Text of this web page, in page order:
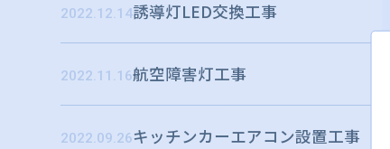
2022.12.14誘導灯LED交換工事
2022.11.16航空障害灯工事
2022.09.26キッチンカーエアコン設置工事